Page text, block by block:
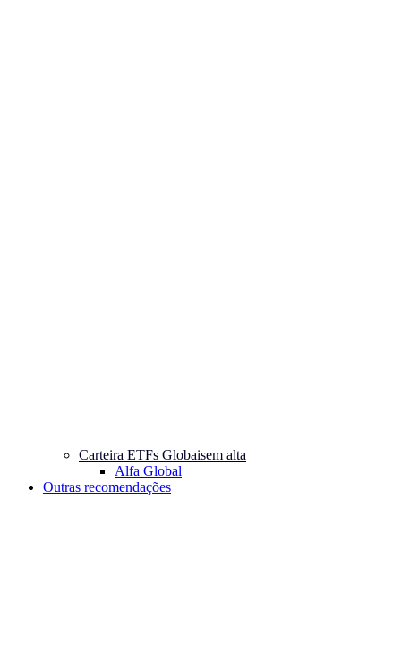
Carteira ETFs Globaisem alta
Alfa Global
Outras recomendações